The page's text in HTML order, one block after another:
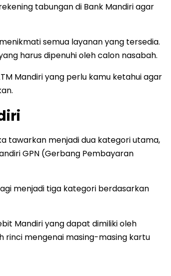
tabungan di Bank Mandiri agar
semua layanan yang tersedia.
harus dipenuhi oleh calon nasabah.
Mandiri yang perlu kamu ketahui agar
tawarkan menjadi dua kategori utama,
GPN (Gerbang Pembayaran
menjadi tiga kategori berdasarkan
Mandiri yang dapat dimiliki oleh
rinci mengenai masing-masing kartu